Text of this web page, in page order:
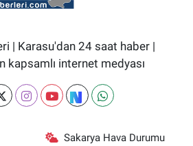
| Karasu'dan 24 saat haber |
kapsamlı internet medyası
Sakarya Hava Durumu